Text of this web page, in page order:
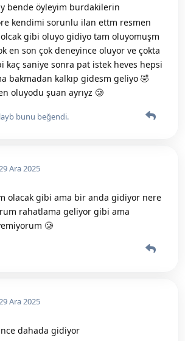
bende öyleyim burdakilerin
kendimi sorunlu ilan ettm resmen
olcak gibi oluyo gidiyo tam oluyomuşm
en son çok deneyince oluyor ve çokta
kaç saniye sonra pat istek heves hepsi
bakmadan kalkıp gidesm geliyo 🤣
oluyodu şuan ayrıyz 🥲
bunu beğendi.
Ara 2025
olacak gibi ama bir anda gidiyor nere
rahatlama geliyor gibi ama
🥲
Ara 2025
dahada gidiyor